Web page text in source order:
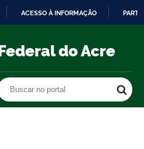
O
ACESSO À INFORMAÇÃO
do Acre
Buscar no portal